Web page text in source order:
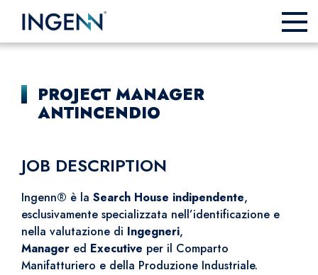
PROJECT MANAGER
ANTINCENDIO
JOB DESCRIPTION
Ingenn® è la Search House indipendente,
esclusivamente specializzata nell’identificazione e
nella valutazione di Ingegneri,
Manager ed Executive per il Comparto
Manifatturiero e della Produzione Industriale.